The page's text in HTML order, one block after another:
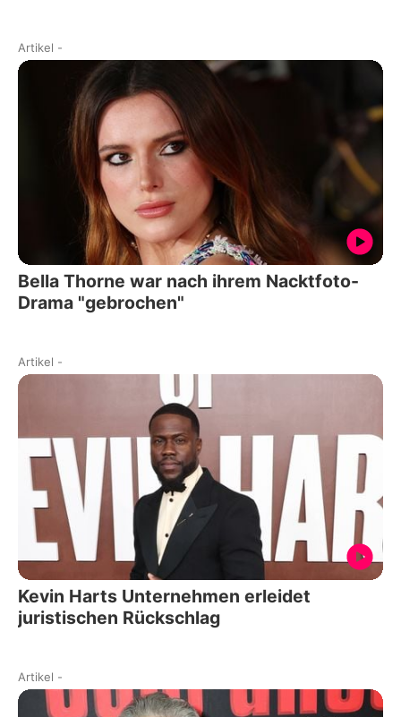
Artikel -
Bella Thorne war nach ihrem Nacktfoto-
Drama "gebrochen"
Artikel -
Kevin Harts Unternehmen erleidet
juristischen Rückschlag
Artikel -